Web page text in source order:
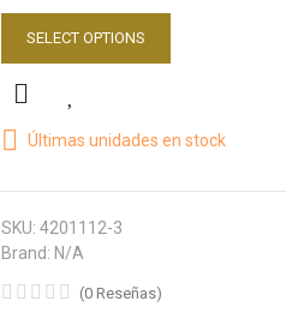
SELECT OPTIONS
Últimas unidades en stock
SKU:4201112-3
Brand: N/A
(0 Reseñas)